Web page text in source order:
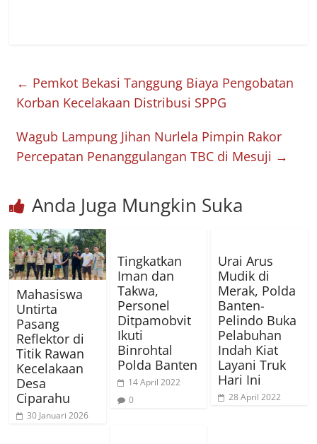
← Pemkot Bekasi Tanggung Biaya Pengobatan
Korban Kecelakaan Distribusi SPPG
Wagub Lampung Jihan Nurlela Pimpin Rakor
Percepatan Penanggulangan TBC di Mesuji →
Anda Juga Mungkin Suka
Mahasiswa
Untirta
Pasang
Reflektor di
Titik Rawan
Kecelakaan
Desa
Ciparahu
30 Januari 2026
Tingkatkan
Iman dan
Takwa,
Personel
Ditpamobvit
Ikuti
Binrohtal
Polda Banten
14 April 2022
0
Urai Arus
Mudik di
Merak, Polda
Banten-
Pelindo Buka
Pelabuhan
Indah Kiat
Layani Truk
Hari Ini
28 April 2022